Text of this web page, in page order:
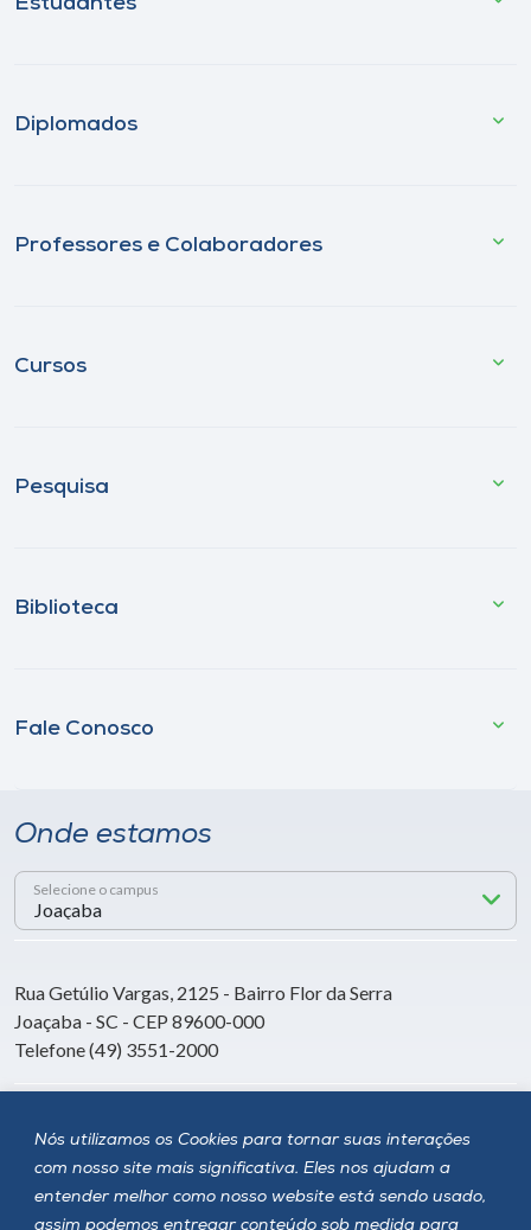
Nós utilizamos os Cookies para tornar suas interações
com nosso site mais significativa. Eles nos ajudam a
entender melhor como nosso website está sendo usado,
assim podemos entregar conteúdo sob medida para
Diplomados
Professores e Colaboradores
Cursos
Pesquisa
Biblioteca
Fale Conosco
Onde estamos
Selecione o campus
Rua Getúlio Vargas, 2125 - Bairro Flor da Serra
Joaçaba - SC - CEP 89600-000
Telefone (49) 3551-2000
Siga a Unoesc